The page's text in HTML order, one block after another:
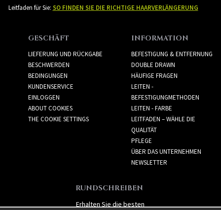
Leitfaden für Sie: SO FINDEN SIE DIE RICHTIGE HAARVERLÄNGERUNG
GESCHÄFT
LIEFERUNG UND RÜCKGABE
BESCHWERDEN
BEDINGUNGEN
KUNDENSERVICE
EINLOGGEN
ABOUT COOKIES
THE COOKIE SETTINGS
INFORMATION
BEFESTIGUNG & ENTFERNUNG
DOUBLE DRAWN
HÄUFIGE FRAGEN
LEITEN -
BEFESTIGUNGMETHODEN
LEITEN - FARBE
LEITFADEN – WÄHLE DIE
QUALITÄT
PFLEGE
ÜBER DAS UNTERNEHMEN
NEWSLETTER
RUNDSCHREIBEN
Erhalten Sie die besten